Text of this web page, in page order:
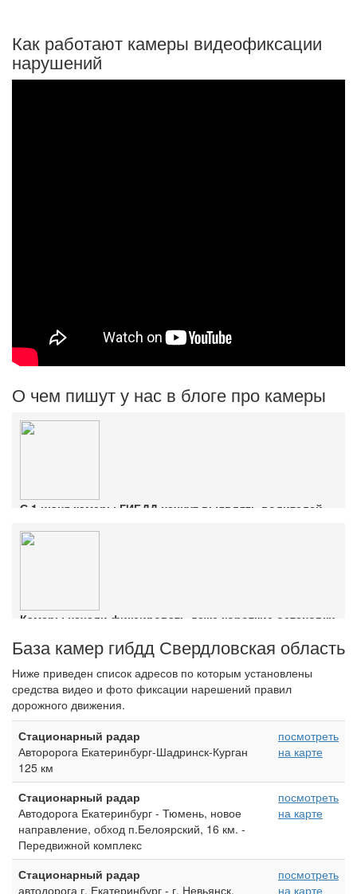
Как работают камеры видеофиксации
нарушений
О чем пишут у нас в блоге про камеры
С 1 июня камеры ГИБДД начнут выявлять водителей
Ознакомиться с деталями
Камеры начали фиксировать даже короткие остановки
База камер гибдд Свердловская область
Ниже приведен список адресов по которым установлены
средства видео и фото фиксации нарешений правил
дорожного движения.
Стационарный радар
Авторорога Екатеринбург-Шадринск-Курган
125 км
посмотреть
на карте
Стационарный радар
Автодорога Екатеринбург - Тюмень, новое
направление, обход п.Белоярский, 16 км. -
Передвижной комплекс
посмотреть
на карте
Стационарный радар
автодорога г. Екатеринбург - г. Невьянск,
посмотреть
на карте